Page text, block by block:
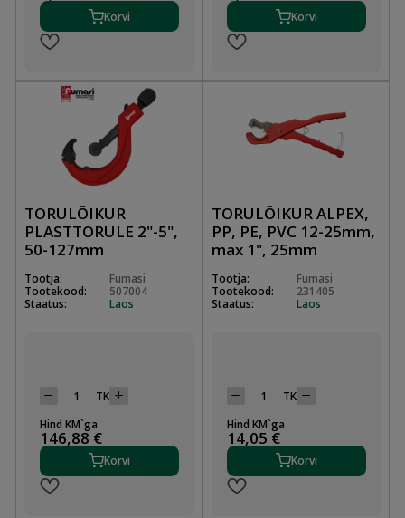
Korvi Korvi
TORULÕIKUR
PLASTTORULE 2"-5",
50-127mm
Tootja:
Fumasi
Tootekood:
507004
Staatus:
Laos
TK
Hind KM`ga
146,88 €
Korvi
TORULÕIKUR ALPEX,
PP, PE, PVC 12-25mm,
max 1", 25mm
Tootja:
Fumasi
Tootekood:
231405
Staatus:
Laos
TK
Hind KM`ga
14,05 €
Korvi